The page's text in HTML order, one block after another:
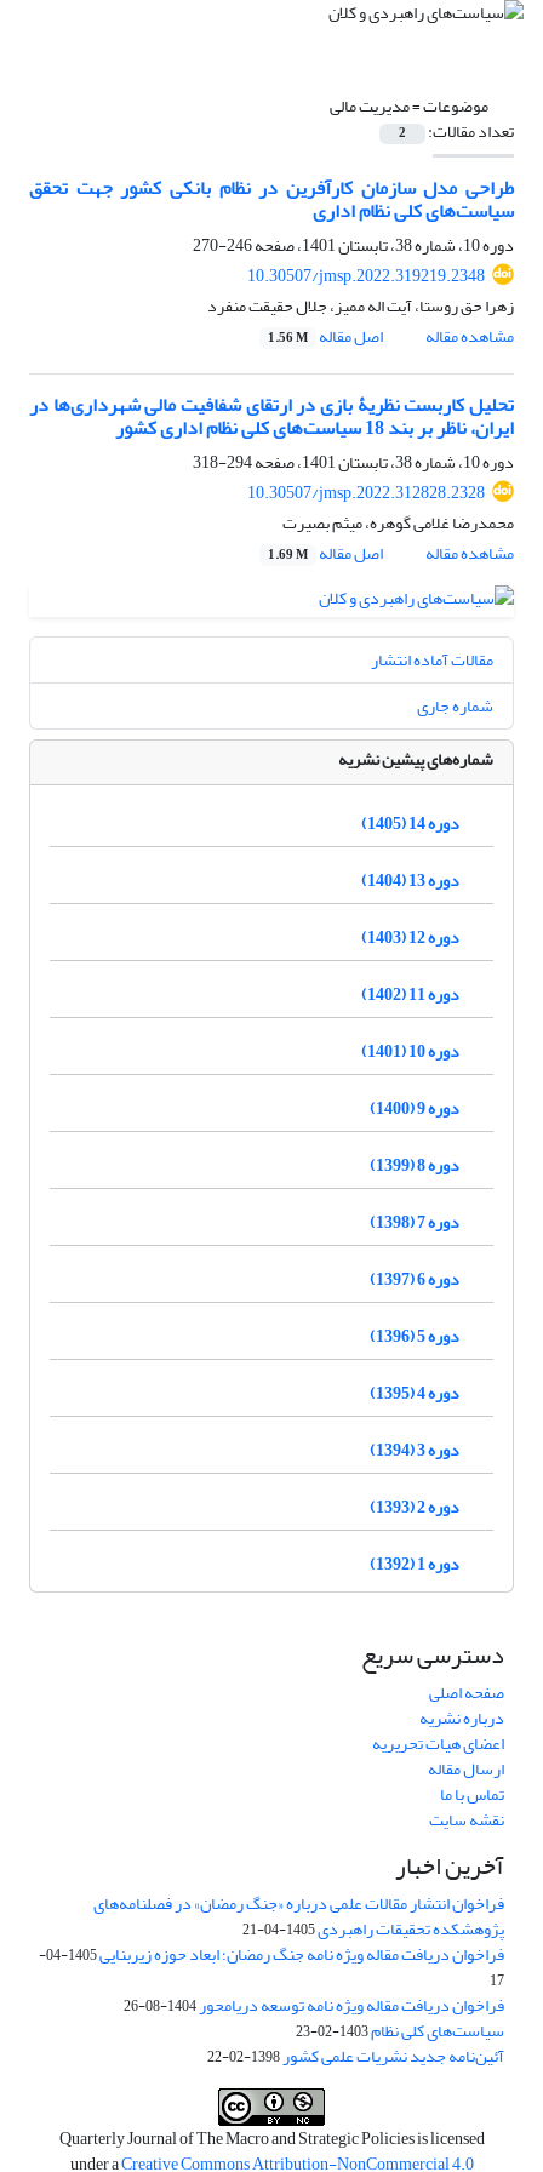
موضوعات =مدیریت مالی
تعداد مقالات: 2
طراحی مدل سازمان کارآفرین در نظام بانکی کشور جهت تحقق
سیاست‌های کلی نظام اداری
دوره 10، شماره 38، تابستان 1401، صفحه
246-270
10.30507/jmsp.2022.319219.2348
زهرا حق روستا، آیت اله ممیز، جلال حقیقت منفرد
مشاهده مقاله
اصل مقاله 1.56 M
تحلیل کاربست نظریۀ بازی در ارتقای شفافیت مالی شهرداری‌ها در
ایران، ‌ناظر ‌بر ‌بند ‌18 سیاست‌های کلی ‌نظام‌ اداری کشور
دوره 10، شماره 38، تابستان 1401، صفحه
294-318
10.30507/jmsp.2022.312828.2328
محمدرضا غلامی گوهره، میثم بصیرت
مشاهده مقاله
اصل مقاله 1.69 M
مقالات آماده انتشار
شماره جاری
شماره‌های پیشین نشریه
دوره 14 (1405)
دوره 13 (1404)
دوره 12 (1403)
دوره 11 (1402)
دوره 10 (1401)
دوره 9 (1400)
دوره 8 (1399)
دوره 7 (1398)
دوره 6 (1397)
دوره 5 (1396)
دوره 4 (1395)
دوره 3 (1394)
دوره 2 (1393)
دوره 1 (1392)
دسترسی سریع
صفحه اصلی
درباره نشریه
اعضای هیات تحریریه
ارسال مقاله
تماس با ما
نقشه سایت
آخرین اخبار
فراخوان انتشار مقالات علمی درباره «جنگ رمضان» در فصلنامه‌های
پژوهشکده تحقیقات راهبردی1405-04-21
فراخوان دریافت مقاله ویژه نامه جنگ رمضان؛ ابعاد حوزه زیربنایی
1405-04-
17
فراخوان دریافت مقاله ویژه نامه توسعه دریامحور1404-08-26
سیاست‌های کلی نظام1403-02-23
آئین‌نامه جدید نشریات علمی کشور1398-02-22
Quarterly Journal of The Macro and Strategic Policies is licensed
under aCreative Commons Attribution-NonCommercial 4.0